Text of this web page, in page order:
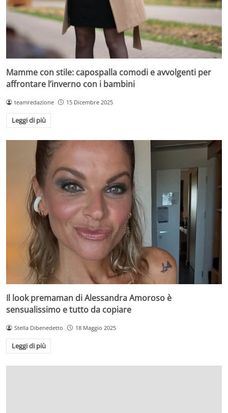
Mamme con stile: capospalla comodi e avvolgenti per
affrontare l’inverno con i bambini
teamredazione 15 Dicembre 2025
Leggi di più
Il look premaman di Alessandra Amoroso è
sensualissimo e tutto da copiare
Stella Dibenedetto 18 Maggio 2025
Leggi di più